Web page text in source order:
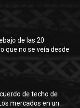
de las 20
que no se veía desde
de techo de
mercados en un